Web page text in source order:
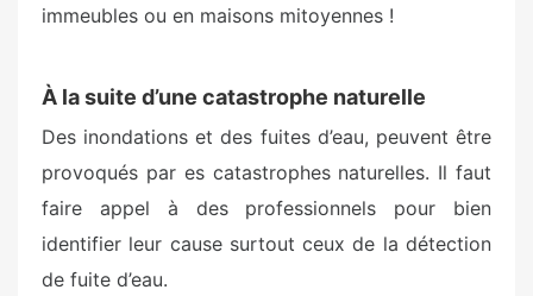
immeubles ou en maisons mitoyennes !
À la suite d’une catastrophe naturelle
Des inondations et des fuites d’eau, peuvent être
provoqués par es catastrophes naturelles. Il faut
faire appel à des professionnels pour bien
identifier leur cause surtout ceux de la détection
de fuite d’eau.